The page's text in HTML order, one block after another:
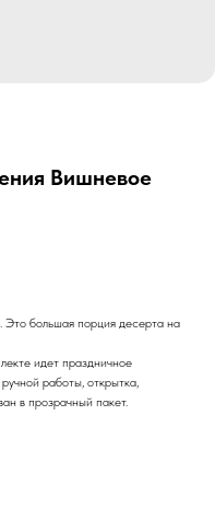
Вишневое
большая порция десерта на
идет праздничное
работы, открытка,
в прозрачный пакет.